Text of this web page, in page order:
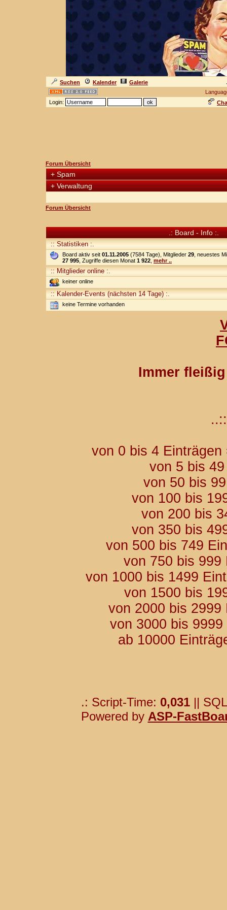
Suchen Kalender
Galerie
Login:
Forum Übersicht
+ Spam
+ Verwaltung
Forum Übersicht
.: Board - Info :.
:: Statistiken :.
Board aktiv seit 01.11.2005 (7584 Tage), Mitglieder 29 , neuestes
27 995 , Zugriffe diesen Monat 1 922 mehr ..
:: Mitglieder online :.
keiner online
:: Kalender-Events (nächsten 14 Tage) :.
keine Termine vorhanden
Immer
..::
von 0 bis 4
von 5 bis
von 50 bis
von 100 bis
von 200 bis
von 350 bis
von 500 bis 749
von 750 bis
von 1000 bis 1499
von 1500 bis
von 2000 bis
von 3000 bis
ab 10000
.: Script-Time: 0,031||
Powered by ASP-